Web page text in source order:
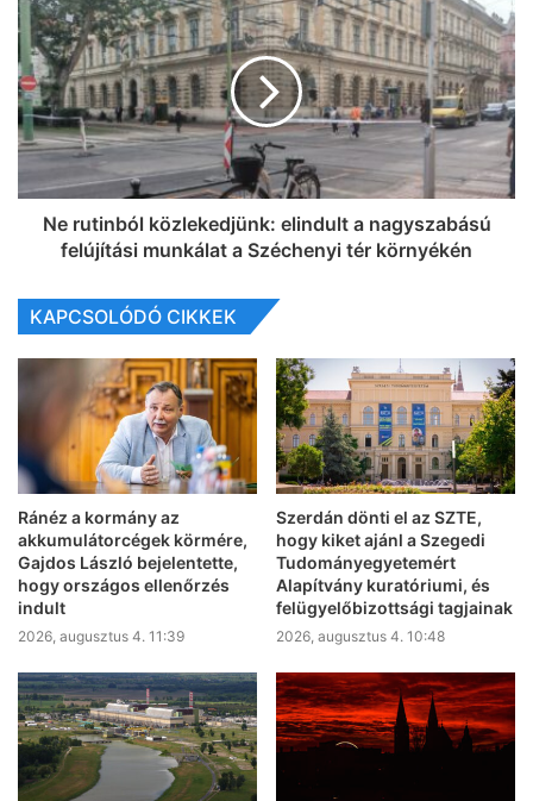
Ne rutinból közlekedjünk: elindult a nagyszabású
felújítási munkálat a Széchenyi tér környékén
KAPCSOLÓDÓ CIKKEK
Ránéz a kormány az
akkumulátorcégek körmére,
Gajdos László bejelentette,
hogy országos ellenőrzés
indult
2026, augusztus 4. 11:39
Szerdán dönti el az SZTE,
hogy kiket ajánl a Szegedi
Tudományegyetemért
Alapítvány kuratóriumi, és
felügyelőbizottsági tagjainak
2026, augusztus 4. 10:48